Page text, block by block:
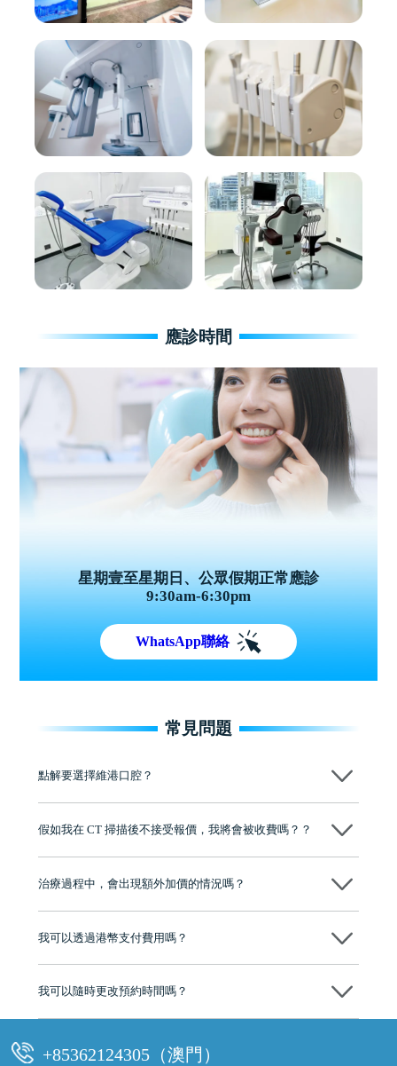
應診時間
星期壹至星期日、公眾假期正常應診
9:30am-6:30pm
WhatsApp聯絡
常見問題
點解要選擇維港口腔？
牌」、「2025香港企業領袖品牌」，是諾貝爾種植系統全球放心植牙中
至今已服務超過三十個國家和地區的顧客，受到粵港澳大灣區及周邊城
有咨詢及服務保障中心，有任何問題都可以隨時預約免費咨詢，讓人十
假如我在 CT 掃描後不接受報價，我將會被收費嗎？？
治療過程中，會出現額外加價的情況嗎？
我可以透過港幣支付費用嗎？
可以。維港口腔會按照當日匯率轉算收取費用，而匯率會及時告知客人
我可以隨時更改預約時間嗎？
+85362124305（澳門）